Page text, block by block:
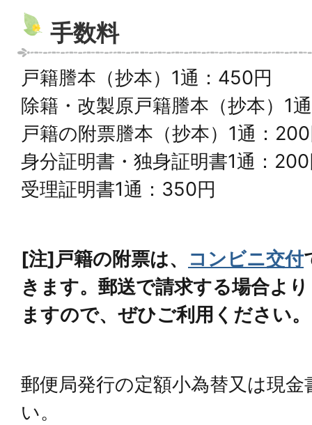
手数料
戸籍謄本（抄本）1通：450円
除籍・改製原戸籍謄本（抄本）1
戸籍の附票謄本（抄本）1通：
身分証明書・独身証明書1通：
受理証明書1通：350円
[注]戸籍の附票は、 コンビニ交付
きます。郵送で請求する場合よ
ますので、ぜひご利用ください。
郵便局発行の定額小為替又は現
い。